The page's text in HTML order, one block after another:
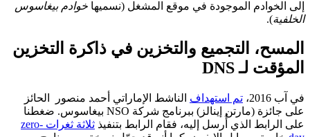
إلى الخوادم الموجودة في موقع المشغل (نسميها خوادم بيغاسوس
الخلفية).
المسح، التجميع والتخزين في ذاكرة التخزين
المؤقت لـ DNS
في آب 2016، تم استهداف الناشط الإماراتي أحمد منصور الحائز
على جائزة (مارتن إينالز) ببرنامج شركة NSO بيغاسوس.
ضغطنا
على الرابط الذي أُرسل إليه، فقام الرابط بتنفيذ
ثلاثة ثغرات zero-